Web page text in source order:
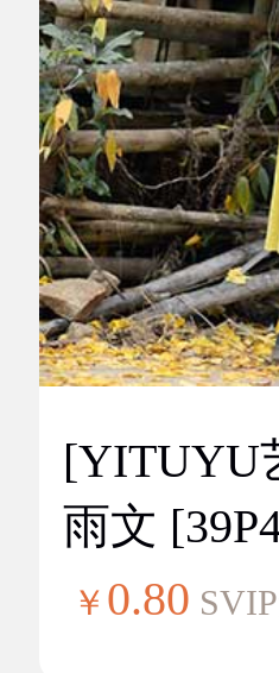
[YITUYU
雨文
￥ 0.80